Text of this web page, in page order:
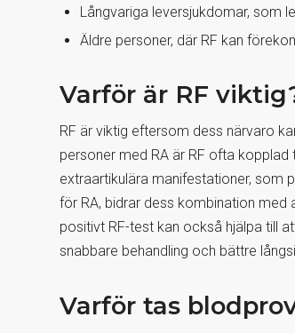
Långvariga leversjukdomar, som
Äldre personer, där RF kan
Varför är RF
RF är viktig eftersom dess närvaro
personer med RA är RF ofta
extraartikulära manifestationer, som
för RA, bidrar dess kombination med
positivt RF-test kan också hjälpa till
snabbare behandling och bättre
Varför tas